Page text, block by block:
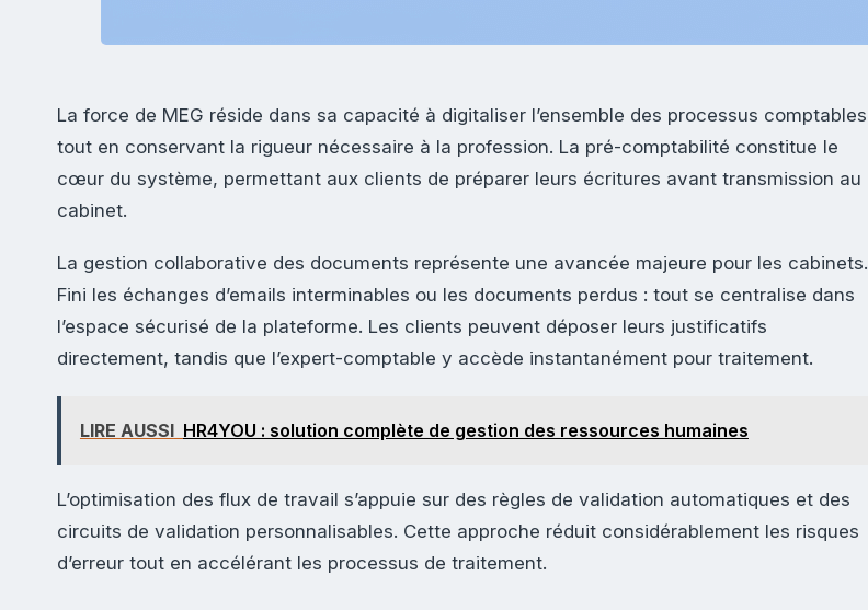
La force de MEG réside dans sa capacité à digitaliser l’ensemble des processus comptables
tout en conservant la rigueur nécessaire à la profession. La pré-comptabilité constitue le
cœur du système, permettant aux clients de préparer leurs écritures avant transmission au
cabinet.
La gestion collaborative des documents représente une avancée majeure pour les cabinets.
Fini les échanges d’emails interminables ou les documents perdus : tout se centralise dans
l’espace sécurisé de la plateforme. Les clients peuvent déposer leurs justificatifs
directement, tandis que l’expert-comptable y accède instantanément pour traitement.
LIRE AUSSI HR4YOU : solution complète de gestion des ressources humaines
L’optimisation des flux de travail s’appuie sur des règles de validation automatiques et des
circuits de validation personnalisables. Cette approche réduit considérablement les risques
d’erreur tout en accélérant les processus de traitement.